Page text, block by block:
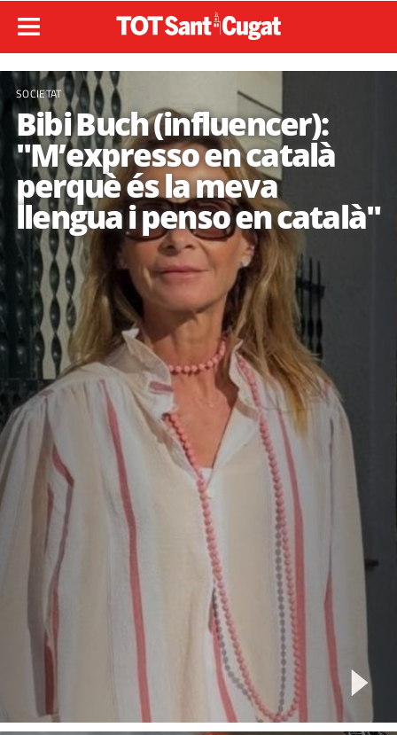
SOCIETAT
Bibi Buch (influencer):
"M’expresso en català
perquè és la meva
llengua i penso en català"